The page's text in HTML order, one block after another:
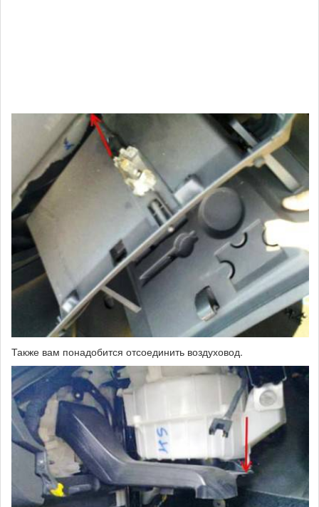
Также вам понадобится отсоединить воздуховод.